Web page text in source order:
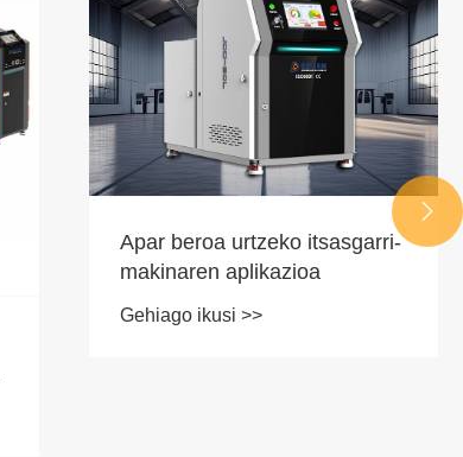
Apar beroa urtzeko itsasgarri-
makinaren aplikazioa
Gehiago ikusi >>
